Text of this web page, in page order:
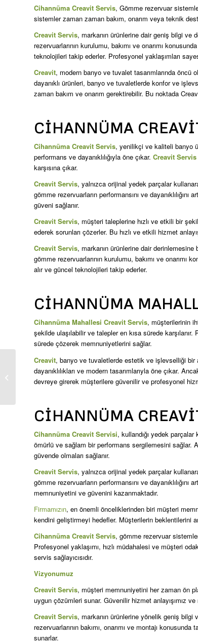
Cihannüma Creavit Servis, Gömme rezervuar
sistemler zaman zaman bakım, onarım veya teknik
Creavit Servis, markanın ürünlerine dair geniş bilgi
rezervuarlarının kurulumu, bakımı ve onarımı
teknolojileri takip ederler. Profesyonel yaklaşımları
Creavit, modern banyo ve tuvalet tasarımlarında öncü
dayanıklı ürünleri, banyo ve tuvaletlerde konfor ve
zaman bakım ve onarım gerektirebilir. Bu noktada
CIHANNÜMA
Cihannüma Creavit Servis, yenilikçi ve kaliteli banyo
performans ve dayanıklılığıyla öne çıkar. Creavit Servis
karşısına çıkar.
Creavit Servis, yalnızca orijinal yedek parçalar
gömme rezervuarların performansını ve
güveni sağlanır.
Creavit Servis, müşteri taleplerine hızlı ve etkili bir
ederek sorunları çözerler. Bu hızlı ve etkili hizmet
Creavit Servis, markanın ürünlerine dair
gömme rezervuarlarının kurulumu, bakımı ve
alır ve güncel teknolojileri takip ederler.
CIHANNÜMA
Cihannüma Mahallesi Creavit Servis, müşterilerinin
şekilde ulaşılabilir ve talepler en kısa sürede
sürede çözerek memnuniyetlerini sağlar.
Creavit, banyo ve tuvaletlerde estetik ve işlevselliği bir
dayanıklılıkları ve modern tasarımlarıyla öne çıkar.
devreye girerek müşterilere güvenilir ve profesyonel
CIHANNÜMA
Cihannüma Creavit Servisi, kullandığı yedek
ömürlü ve sağlam bir performans sergilemesini sağlar.
güvende olmaları sağlanır.
Creavit Servis, yalnızca orijinal yedek parçalar
gömme rezervuarların performansını ve
memnuniyetini ve güvenini kazanmaktadır.
Firmamızın, en önemli önceliklerinden biri müşteri
kendini geliştirmeyi hedefler. Müşterilerin beklentilerini
Cihannüma Creavit Servis, gömme rezervuar
Profesyonel yaklaşımı, hızlı müdahalesi ve müşteri
servis sağlayıcısıdır.
Vizyonumuz
Creavit Servis, müşteri memnuniyetini her zaman ön
uygun çözümleri sunar. Güvenilir hizmet anlayışımız
Creavit Servis, markanın ürünlerine yönelik geniş
rezervuarlarının bakımı, onarımı ve montajı
sunarlar.
Bebek Creavit Servis